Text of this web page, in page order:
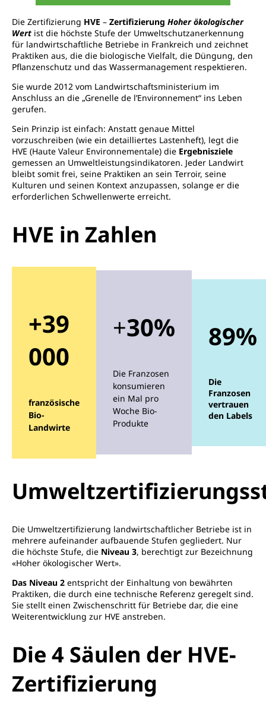
Die Zertifizierung HVE – Zertifizierung Hoher ökologischer
Wert ist die höchste Stufe der Umweltschutzanerkennung
für landwirtschaftliche Betriebe in Frankreich und zeichnet
Praktiken aus, die die biologische Vielfalt, die Düngung, den
Pflanzenschutz und das Wassermanagement respektieren.
Sie wurde 2012 vom Landwirtschaftsministerium im
Anschluss an die „Grenelle de l’Environnement“ ins Leben
gerufen.
Sein Prinzip ist einfach: Anstatt genaue Mittel
vorzuschreiben (wie ein detailliertes Lastenheft), legt die
HVE (Haute Valeur Environnementale) die Ergebnisziele
gemessen an Umweltleistungsindikatoren. Jeder Landwirt
bleibt somit frei, seine Praktiken an sein Terroir, seine
Kulturen und seinen Kontext anzupassen, solange er die
erforderlichen Schwellenwerte erreicht.
HVE in Zahlen
+39
000
französische
Bio-
Landwirte
+30%
Die Franzosen
konsumieren
ein Mal pro
Woche Bio-
Produkte
89%
Die
Franzosen
vertrauen
den Labels
Die Umweltzertifizierung landwirtschaftlicher Betriebe ist in
mehrere aufeinander aufbauende Stufen gegliedert. Nur
die höchste Stufe, die Niveau 3, berechtigt zur Bezeichnung
«Hoher ökologischer Wert».
Das Niveau 2 entspricht der Einhaltung von bewährten
Praktiken, die durch eine technische Referenz geregelt sind.
Sie stellt einen Zwischenschritt für Betriebe dar, die eine
Weiterentwicklung zur HVE anstreben.
Die 4 Säulen der HVE-
Zertifizierung